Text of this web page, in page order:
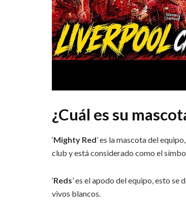
¿Cuál es su
‘Mighty Red’ es la mascota del
club y está considerado como el
‘Reds’ es el apodo del equipo, esto
vivos blancos.